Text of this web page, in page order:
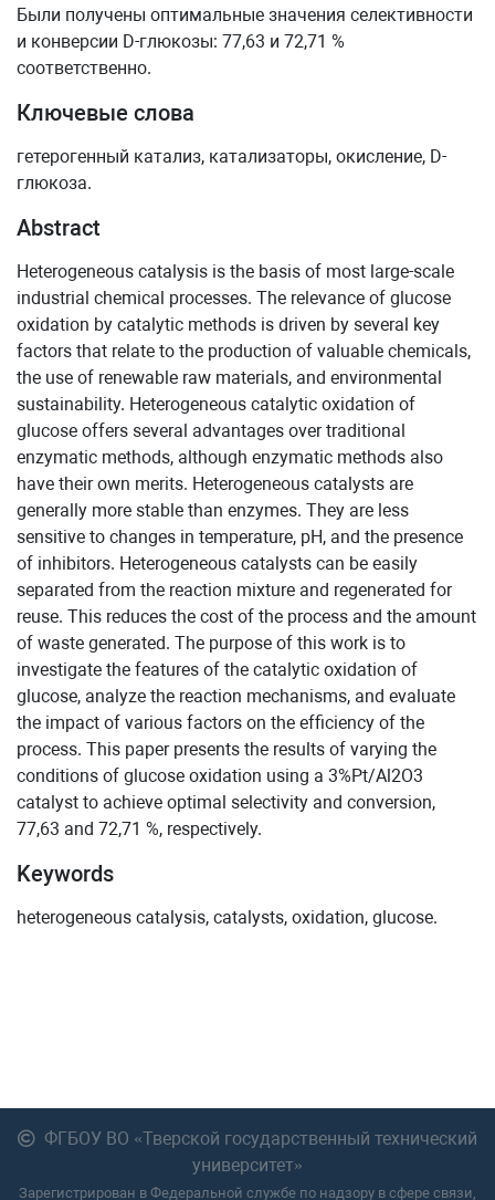
Были получены оптимальные значения селективности
и конверсии D-глюкозы: 77,63 и 72,71 %
соответственно.
Ключевые слова
гетерогенный катализ, катализаторы, окисление, D-
глюкоза.
Abstract
Heterogeneous catalysis is the basis of most large-scale
industrial chemical processes. The relevance of glucose
oxidation by catalytic methods is driven by several key
factors that relate to the production of valuable chemicals,
the use of renewable raw materials, and environmental
sustainability. Heterogeneous catalytic oxidation of
glucose offers several advantages over traditional
enzymatic methods, although enzymatic methods also
have their own merits. Heterogeneous catalysts are
generally more stable than enzymes. They are less
sensitive to changes in temperature, pH, and the presence
of inhibitors. Heterogeneous catalysts can be easily
separated from the reaction mixture and regenerated for
reuse. This reduces the cost of the process and the amount
of waste generated. The purpose of this work is to
investigate the features of the catalytic oxidation of
glucose, analyze the reaction mechanisms, and evaluate
the impact of various factors on the efficiency of the
process. This paper presents the results of varying the
conditions of glucose oxidation using a 3%Pt/Al2O3
catalyst to achieve optimal selectivity and conversion,
77,63 and 72,71 %, respectively.
Keywords
heterogeneous catalysis, catalysts, oxidation, glucose.
ФГБОУ ВО «Тверской государственный технический
университет»
Зарегистрирован в Федеральной службе по надзору в сфере связи,